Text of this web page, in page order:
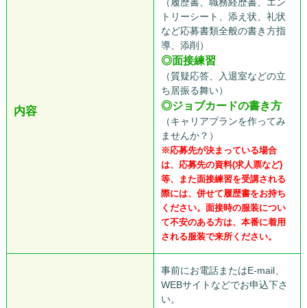
内容
（履歴書、職務経歴書、エン
トリーシート、添え状、礼状
など応募書類全般の書き方指
導、添削）
◎面接練習
（質疑応答、入退室などの立
ち居振る舞い）
◎ジョブカードの書き方
（キャリアプランを作ってみ
ませんか？）
※応募先が決まっている場合
は、応募先の資料(求人票など)
等、また面接練習を受講される
際には、併せて履歴書をお持ち
ください。面接時の服装につい
て不安のある方は、本番に着用
される服装で来所ください。
事前にお電話またはE-mail、
WEBサイトなどでお申込下さ
い。